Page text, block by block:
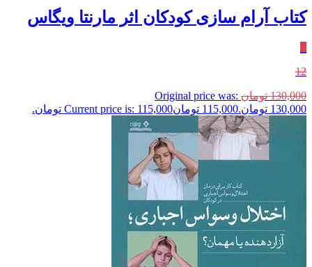
کتاب آرام سازی کودکان اثر مارنتا ویگاس
12
130,000 تومان Original price was:
130,000 تومان.
115,000 تومانCurrent price is: 115,000 تومان.